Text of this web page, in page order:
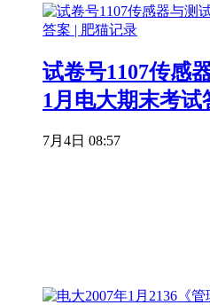
试卷号1107传感
1月电大期末考试
7月4日 08:57